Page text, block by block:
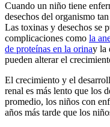
Cuando un niño tiene
desechos del organismo
Las toxinas y desechos se
complicaciones como la
de proteínas en la orinay la
pueden alterar el
El crecimiento y el
renal es más lento que los
promedio, los niños con
años más tarde que los